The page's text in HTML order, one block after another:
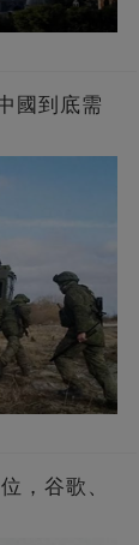
國到底需
，谷歌、